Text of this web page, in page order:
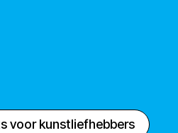
voor kunstliefhebbers